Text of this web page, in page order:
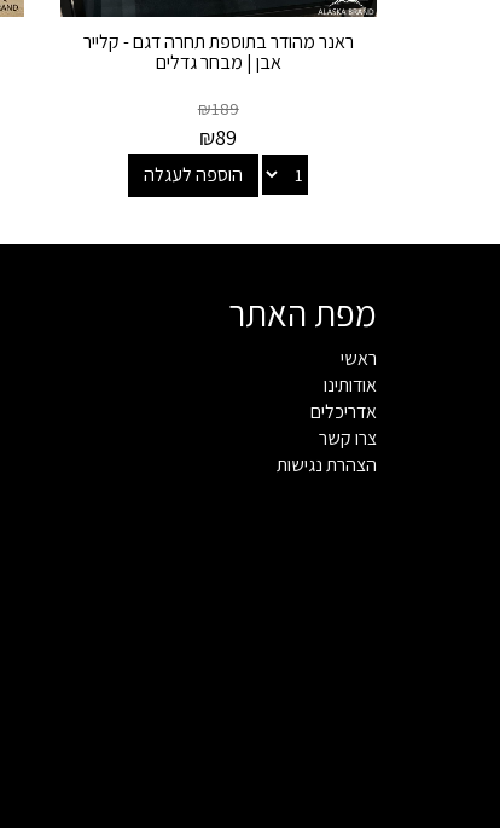
ראנר מהודר בתוספת תחרה דגם - קלייר
אבן | מבחר גדלים
₪189
₪89
הוספה לעגלה
מפת האתר
ראשי
אודותינו
אדריכלים
צרו קשר
הצהרת נגישות